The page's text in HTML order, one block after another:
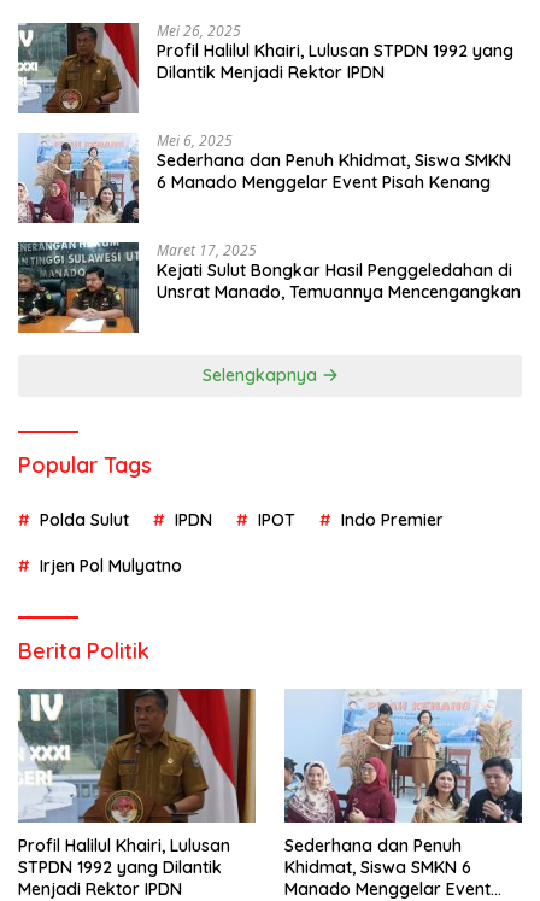
Mei 26, 2025
Profil Halilul Khairi, Lulusan STPDN 1992 yang
Dilantik Menjadi Rektor IPDN
Mei 6, 2025
Sederhana dan Penuh Khidmat, Siswa SMKN
6 Manado Menggelar Event Pisah Kenang
Maret 17, 2025
Kejati Sulut Bongkar Hasil Penggeledahan di
Unsrat Manado, Temuannya Mencengangkan
Selengkapnya
Popular Tags
Polda Sulut IPDN IPOT Indo Premier
Irjen Pol Mulyatno
Berita Politik
Profil Halilul Khairi, Lulusan
STPDN 1992 yang Dilantik
Menjadi Rektor IPDN
Sederhana dan Penuh
Khidmat, Siswa SMKN 6
Manado Menggelar Event